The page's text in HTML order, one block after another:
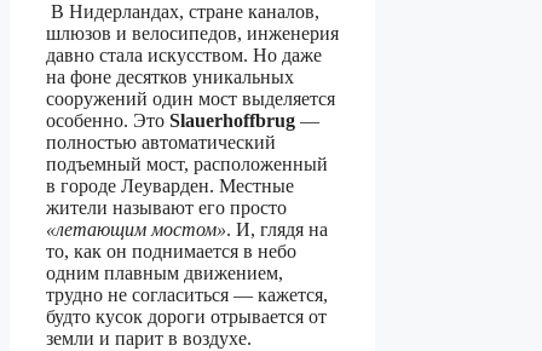
В Нидерландах, стране каналов,
шлюзов и велосипедов, инженерия
давно стала искусством. Но даже
на фоне десятков уникальных
сооружений один мост выделяется
особенно. Это Slauerhoffbrug —
полностью автоматический
подъемный мост, расположенный
в городе Леуварден. Местные
жители называют его просто
«летающим мостом». И, глядя на
то, как он поднимается в небо
одним плавным движением,
трудно не согласиться — кажется,
будто кусок дороги отрывается от
земли и парит в воздухе.